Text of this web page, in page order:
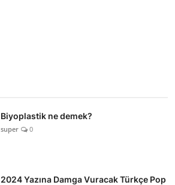
Biyoplastik ne demek?
super 0
2024 Yazına Damga Vuracak Türkçe Pop